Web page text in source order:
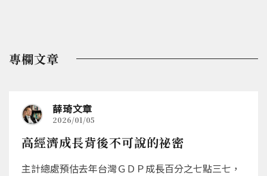
專欄文章
薛琦文章
2026/01/05
高經濟成長背後不可說的祕密
主計總處預估去年台灣ＧＤＰ成長百分之七點三七，